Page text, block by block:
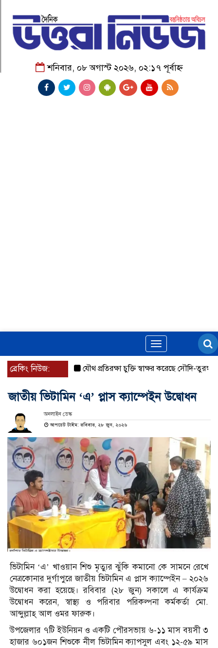
শনিবার, ০৮ অগাস্ট ২০২৬, ০২:১৭ পূর্বাহ্ন
Toggle
navigation
ব্রেকিং নিউজ: যৌথ প্রতিরক্ষা চুক্তি স্বাক্ষর করেছে সৌদি-তুরস্ক-
জাতীয় ভিটামিন ‘এ’ প্লাস ক্যাম্পেইন উদ্বোধন
অনলাইন ডেস্ক
আপডেট টাইম: রবিবার, ২৮ জুন, ২০২৬
ভিটামিন ‘এ’ খাওয়ান শিশু মৃত্যুর ঝুঁকি কমানো কে সামনে রেখে
নেত্রকোনার দুর্গাপুরে জাতীয় ভিটামিন এ প্লাস ক্যাম্পেইন – ২০২৬
উদ্বোধন করা হয়েছে। রবিবার (২৮ জুন) সকালে এ কার্যক্রম
উদ্বোধন করেন, স্বাস্থ্য ও পরিবার পরিকল্পনা কর্মকর্তা মো.
আব্দুল্লাহ্ আল ওমর ফারুক।
উপজেলার ৭টি ইউনিয়ন ও একটি পৌরসভায় ৬-১১ মাস বয়সী ৩
হাজার ৬০১জন শিশুকে নীল ভিটামিন ক্যাপসুল এবং ১২-৫৯ মাস